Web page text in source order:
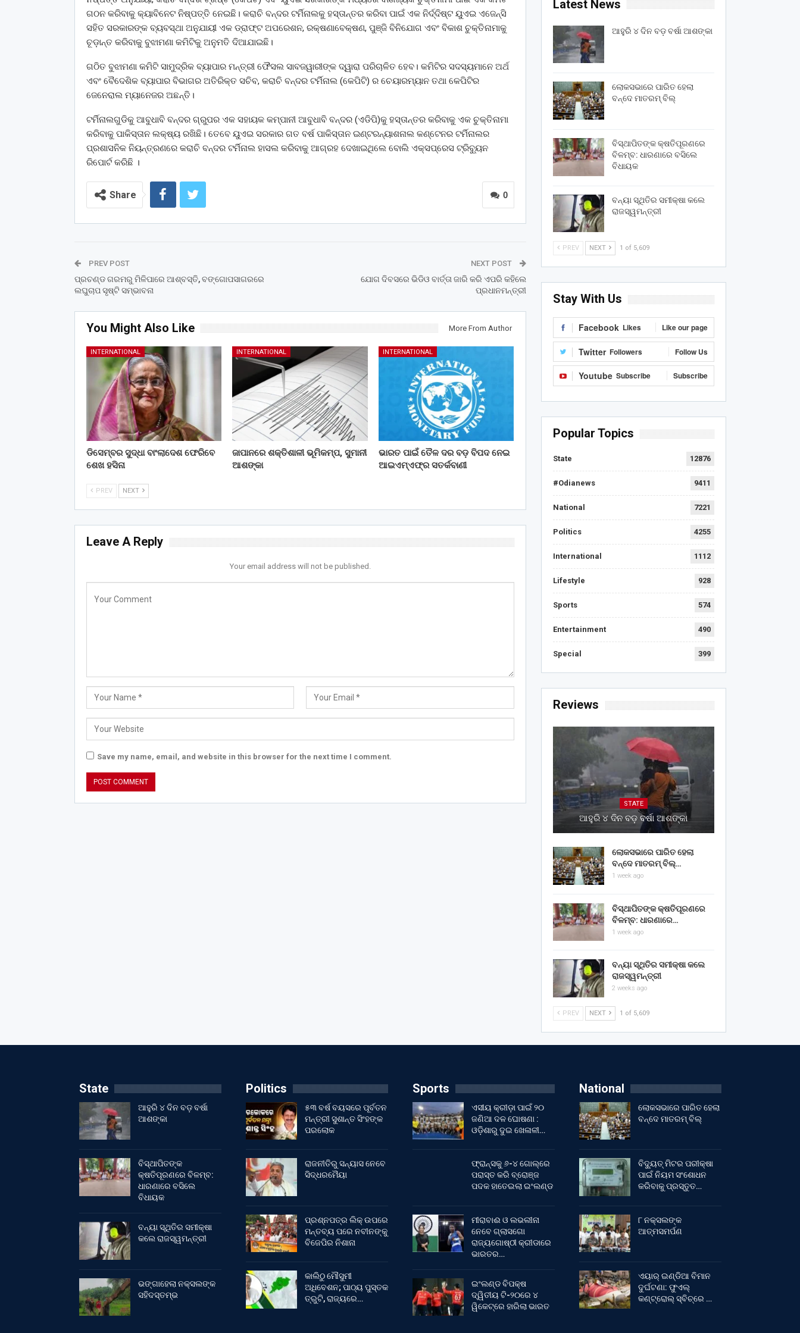
ଗଠନ କରିବାକୁ କ୍ୟାବିନେଟ ନିଷ୍ପତ୍ତି ନେଇଛି। କରାଚି ବନ୍ଦର ଟର୍ମିନାଲକୁ ହସ୍ତାନ୍ତର କରିବା ପାଇଁ ଏକ ନିର୍ଦ୍ଦିଷ୍ଟ ୟୁଏଇ ଏଜେନ୍ସି
ସହିତ ସରକାରଙ୍କ ବ୍ୟବସ୍ଥା ଅନୁଯାୟୀ ଏକ ଡ୍ରାଫ୍ଟ ଅପରେଶନ, ରକ୍ଷଣାବେକ୍ଷଣ, ପୁଞ୍ଜି ବିନିଯୋଗ ଏବଂ ବିକାଶ ଚୁକ୍ତିନାମାକୁ
ଚୂଡ଼ାନ୍ତ କରିବାକୁ ବୁଝାମଣା କମିଟିକୁ ଅନୁମତି ଦିଆଯାଇଛି।
ଗଠିତ ବୁଝାମଣା କମିଟି ସାମୁଦ୍ରିକ ବ୍ୟାପାର ମନ୍ତ୍ରୀ ଫୈସଲ ସାବଜୱାରୀଙ୍କ ଦ୍ୱାରା ପରିଚାଳିତ ହେବ। କମିଟିର ସଦସ୍ୟମାନେ ଅର୍ଥ
ଏବଂ ବୈଦେଶିକ ବ୍ୟାପାର ବିଭାଗର ଅତିରିକ୍ତ ସଚିବ, କରାଚି ବନ୍ଦର ଟର୍ମିନାଲ (କେପିଟି) ର ଚେୟାରମ୍ୟାନ ତଥା କେପିଟିର
ଜେନେରାଲ ମ୍ୟାନେଜର ଅଛନ୍ତି।
ଟର୍ମିନାଲଗୁଡିକୁ ଆବୁଧାବି ବନ୍ଦର ଗ୍ରୁପର ଏକ ସହାୟକ କମ୍ପାନୀ ଆବୁଧାବି ବନ୍ଦର (ଏଡିପି)କୁ ହସ୍ତାନ୍ତର କରିବାକୁ ଏକ ଚୁକ୍ତିନାମା
କରିବାକୁ ପାକିସ୍ତାନ ଲକ୍ଷ୍ୟ ରଖିଛି। ତେବେ ୟୁଏଇ ସରକାର ଗତ ବର୍ଷ ପାକିସ୍ତାନ ଇଣ୍ଟରନ୍ୟାଶନାଲ କଣ୍ଟେନର ଟର୍ମିନାଲର
ପ୍ରଶାସନିକ ନିୟନ୍ତ୍ରଣରେ କରାଚି ବନ୍ଦର ଟର୍ମିନାଲ ହାସଲ କରିବାକୁ ଆଗ୍ରହ ଦେଖାଇଥିଲେ ବୋଲି ଏକ୍ସପ୍ରେସ ଟ୍ରିବ୍ୟୁନ
ରିପୋର୍ଟ କରିଛି ।
0
Share
PREV POST
ପ୍ରଚଣ୍ଡ ଗରମରୁ ମିଳିପାରେ ଆଶ୍ବସ୍ତି, ବଙ୍ଗୋପସାଗରରେ
ଲଘୁଚାପ ସୃଷ୍ଟି ସମ୍ଭାବନା
NEXT POST
ଯୋଗ ଦିବସରେ ଭିଡିଓ ବାର୍ତ୍ତା ଜାରି କରି ଏପରି କହିଲେ
ପ୍ରଧାନମନ୍ତ୍ରୀ
You Might Also Like More From Author
INTERNATIONAL
ଡିସେମ୍ବର ସୁଦ୍ଧା ବାଂଲାଦେଶ ଫେରିବେ
ଶେଖ ହସିନା
INTERNATIONAL
ଜାପାନରେ ଶକ୍ତିଶାଳୀ ଭୂମିକମ୍ପ, ସୁମାନୀ
ଆଶଙ୍କା
INTERNATIONAL
ଭାରତ ପାଇଁ ତୈଳ ଦର ବଡ଼ ବିପଦ ନେଇ
ଆଇଏମ୍‌ଏଫ୍‌ର ସତର୍କବାଣୀ
PREV NEXT
Leave A Reply
Your email address will not be published.
Save my name, email, and website in this browser for the next time I comment.
Latest News
ଆହୁରି ୪ ଦିନ ବଡ଼ ବର୍ଷା ଆଶଙ୍କା
ଲୋକସଭାରେ ପାରିତ ହେଲା
ବନ୍ଦେ ମାତରମ୍‌ ବିଲ୍‌
ବିସ୍ଥାପିତଙ୍କ କ୍ଷତିପୂରଣରେ
ବିଳମ୍ବ: ଧାରଣାରେ ବସିଲେ
ବିଧାୟକ
ବନ୍ୟା ସ୍ଥିତିର ସମୀକ୍ଷା କଲେ
ରାଜସ୍ୱମନ୍ତ୍ରୀ
PREV NEXT 1 of 5,609
Stay With Us
Facebook Likes Like our page
Twitter Followers Follow Us
Youtube Subscribe Subscribe
Popular Topics
State 12876
#Odianews 9411
National 7221
Politics 4255
International 1112
Lifestyle 928
Sports 574
Entertainment 490
Special 399
Reviews
STATE
ଆହୁରି ୪ ଦିନ ବଡ଼ ବର୍ଷା ଆଶଙ୍କା
ଲୋକସଭାରେ ପାରିତ ହେଲା
ବନ୍ଦେ ମାତରମ୍‌ ବିଲ୍‌…
1 week ago
ବିସ୍ଥାପିତଙ୍କ କ୍ଷତିପୂରଣରେ
ବିଳମ୍ବ: ଧାରଣାରେ…
1 week ago
ବନ୍ୟା ସ୍ଥିତିର ସମୀକ୍ଷା କଲେ
ରାଜସ୍ୱମନ୍ତ୍ରୀ
2 weeks ago
PREV NEXT 1 of 5,609
State
ଆହୁରି ୪ ଦିନ ବଡ଼ ବର୍ଷା
ଆଶଙ୍କା
ବିସ୍ଥାପିତଙ୍କ
କ୍ଷତିପୂରଣରେ ବିଳମ୍ବ:
ଧାରଣାରେ ବସିଲେ
ବିଧାୟକ
ବନ୍ୟା ସ୍ଥିତିର ସମୀକ୍ଷା
କଲେ ରାଜସ୍ୱମନ୍ତ୍ରୀ
ଭଙ୍ଗାହେଲା ନକ୍ସଲଙ୍କ
ସହିଦସ୍ତମ୍ଭ
Politics
୫୩ ବର୍ଷ ବୟସରେ ପୂର୍ବତନ
ମନ୍ତ୍ରୀ ସୁଶାନ୍ତ ସିଂହଙ୍କ
ପରଲୋକ
ରାଜନୀତିରୁ ସନ୍ୟାସ ନେବେ
ସିଦ୍ଧରମୈୟା
ପ୍ରଶ୍ନପତ୍ର ଲିକ୍ ଉପରେ
ମନ୍ତବ୍ୟ ପରେ ନବୀନଙ୍କୁ
ବିଜେପିର ନିଶାନା
କାଲିଠୁ ମୌସୁମୀ
ଅଧିବେଶନ; ପାଠ୍ୟ ପୁସ୍ତକ
ତ୍ରୁଟି, ରାଜ୍ୟରେ…
Sports
ଏସୀୟ କ୍ରୀଡ଼ା ପାଇଁ ୨୦
ଜଣିଆ ଦଳ ଘୋଷଣା :
ଓଡ଼ିଶାରୁ ଦୁଇ ଖେଳାଳୀ…
ଫ୍ରାନ୍ସକୁ ୬-୪ ଗୋଲ୍‌ରେ
ପରାସ୍ତ କରି ବ୍ରୋଞ୍ଜ
ପଦକ ହାତେଇଲା ଇଂଲଣ୍ଡ
ମୀରାବାଈ ଓ ଲଭଲୀନା
ନେବେ ଗ୍ଲାସଗୋ
ରାଜ୍ୟଗୋଷ୍ଠୀ କ୍ରୀଡାରେ
ଭାରତର…
ଇଂଲଣ୍ଡ ବିପକ୍ଷ
ଦ୍ୱିତୀୟ ଟି-୨୦ରେ ୪
ୱିକେଟ୍‌ରେ ହାରିଲା ଭାରତ
National
ଲୋକସଭାରେ ପାରିତ ହେଲା
ବନ୍ଦେ ମାତରମ୍‌ ବିଲ୍‌
ବିଦ୍ୟୁତ୍ ମିଟର ପରୀକ୍ଷା
ପାଇଁ ନିୟମ ସଂଶୋଧନ
କରିବାକୁ ପ୍ରସ୍ତୁତ…
୮ ନକ୍ସଲଙ୍କ
ଆତ୍ମସମର୍ପଣ
ଏୟାର୍ ଇଣ୍ଡିଆ ବିମାନ
ଦୁର୍ଘଟଣା: ଫୁଏଲ୍‌
କଣ୍ଟ୍ରୋଲ୍‌ ସ୍ବିଚ୍‌ରେ …